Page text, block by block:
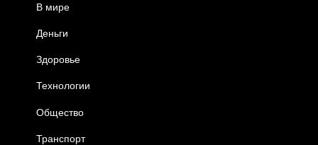
В мире
Деньги
Здоровье
Технологии
Общество
Транспорт